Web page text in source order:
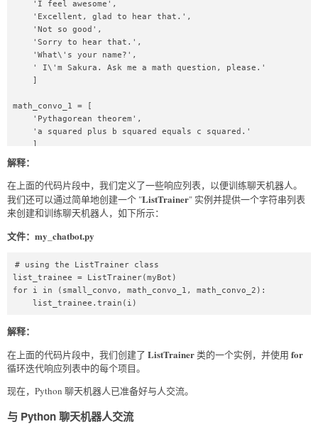
math_convo_1 = [
math_convo_2 = [
    'Law of Cosines',
    'c**2 = a**2 + b**2 - 2*a*b*cos(gamma)'
    ]
解释：
在上面的代码片段中，我们定义了一些响应列表，以便训练聊天机器人。
我们还可以通过简单地创建一个 "ListTrainer" 实例并提供一个字符串列表
来创建和训练聊天机器人，如下所示：
文件：my_chatbot.py
# using the ListTrainer class
list_trainee = ListTrainer(myBot)
for i in (small_convo, math_convo_1, math_convo_2):
    list_trainee.train(i)
解释：
在上面的代码片段中，我们创建了 ListTrainer类的一个实例，并使用 for
循环迭代响应列表中的每个项目。
现在，Python 聊天机器人已准备好与人交流。
与 Python 聊天机器人交流